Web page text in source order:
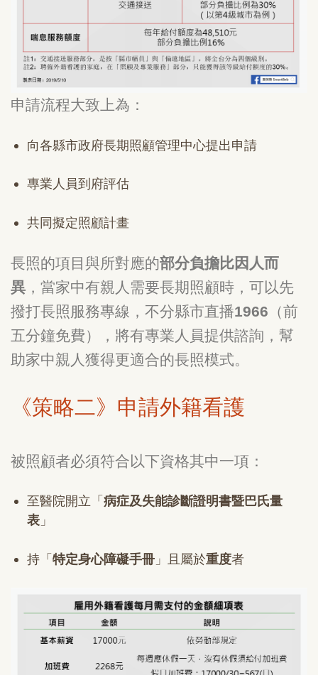
申請流程大致上為：
向各縣市政府長期照顧管理中心提出申請
專業人員到府評估
共同擬定照顧計畫
長照的項目與所對應的部分負擔比因人而
異 ，當家中有親人需要長期照顧時，可以先
撥打長照服務專線，不分縣市直播1966 （前
五分鐘免費），將有專業人員提供諮詢，幫
助家中親人獲得更適合的長照模式。
《策略二》申請外籍看護
被照顧者必須符合以下資格其中一項：
至醫院開立「 病症及失能診斷證明書暨巴氏量
表」
持「特定身心障礙手冊」且屬於重度者